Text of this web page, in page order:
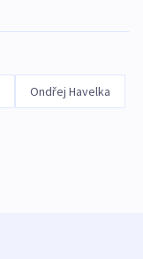
Ondřej Havelka